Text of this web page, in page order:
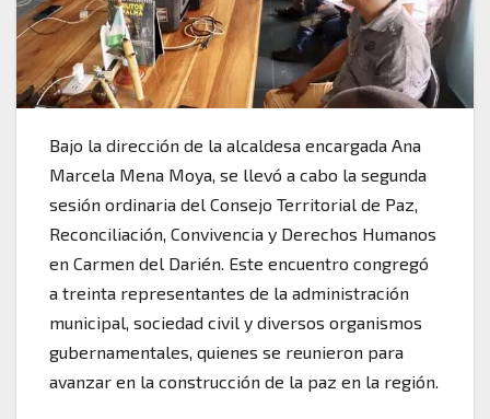
Bajo la dirección de la alcaldesa encargada Ana
Marcela Mena Moya, se llevó a cabo la segunda
sesión ordinaria del Consejo Territorial de Paz,
Reconciliación, Convivencia y Derechos Humanos
en Carmen del Darién. Este encuentro congregó
a treinta representantes de la administración
municipal, sociedad civil y diversos organismos
gubernamentales, quienes se reunieron para
avanzar en la construcción de la paz en la región.